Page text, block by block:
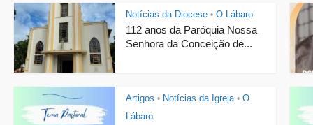
Notícias da Diocese • O Lábaro
112 anos da Paróquia Nossa
Senhora da Conceição de...
Artigos • Notícias da Igreja • O
Lábaro